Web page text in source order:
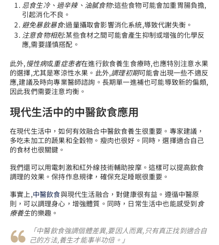
忌食生冷、過辛辣、油膩食物:這些食物可能會加重胃腸負擔,
引起消化不良。
避免暴飲暴食:過量攝取會影響消化系統,導致代謝失衡。
注意食物相剋:某些食材之間可能會產生抑制或增強的化學反
應,需要謹慎搭配。
此外, 慢性病或重症患者在進行飲食養生食療時,也應特別注意水果
的選擇,尤其是寒涼性水果。此外,調理初期可能會出現一些不適反
應,建議及時向專業醫師諮詢。長期單一進補也可能導致新的偏頗,
因此我們需要注意均衡。
現代生活中的中醫飲食應用
在現代生活中，如何有效融合中醫飲食養生很重要。專家建議，
多吃未加工的蔬果和全穀物。瘦肉也很好。同時，選擇適合自己
的食材也很關鍵。
我們還可以用電刺激和紅外線技術輔助按摩。這樣可以提高飲食
調理的效果。保持作息規律，確保充足睡眠很重要。
事實上,中醫飲食與現代生活融合，對健康很有益。遵循中醫原
則，可以調理身心，增強體質。同時，日常生活中也能感受到食
療養生的樂趣。
「中醫飲食強調個體差異,要因人而異,只有真正找到適合自
己的方法,養生才能事半功倍。」